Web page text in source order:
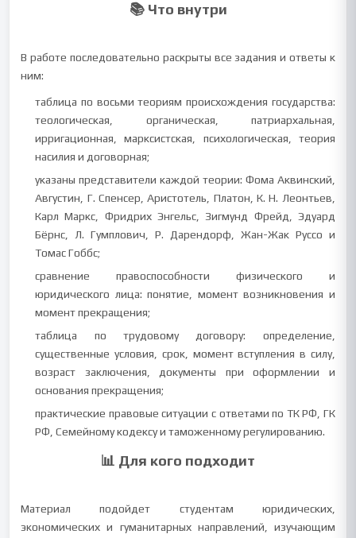
📚 Что внутри
В работе последовательно раскрыты все задания и ответы к
ним:
таблица по восьми теориям происхождения государства:
теологическая, органическая, патриархальная,
ирригационная, марксистская, психологическая, теория
насилия и договорная;
указаны представители каждой теории: Фома Аквинский,
Августин, Г. Спенсер, Аристотель, Платон, К. Н. Леонтьев,
Карл Маркс, Фридрих Энгельс, Зигмунд Фрейд, Эдуард
Бёрнс, Л. Гумплович, Р. Дарендорф, Жан-Жак Руссо и
Томас Гоббс;
сравнение правоспособности физического и
юридического лица: понятие, момент возникновения и
момент прекращения;
таблица по трудовому договору: определение,
существенные условия, срок, момент вступления в силу,
возраст заключения, документы при оформлении и
основания прекращения;
практические правовые ситуации с ответами по ТК РФ, ГК
РФ, Семейному кодексу и таможенному регулированию.
📊 Для кого подходит
Материал подойдет студентам юридических,
экономических и гуманитарных направлений, изучающим